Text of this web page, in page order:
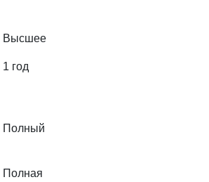
Высшее
1 год
Полный
Полная